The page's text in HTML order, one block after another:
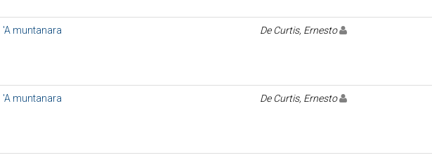
'A muntanara De Curtis, Ernesto
'A muntanara De Curtis, Ernesto